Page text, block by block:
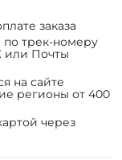
заказа
по трек-номеру
или Почты
на сайте
регионы от 400
через